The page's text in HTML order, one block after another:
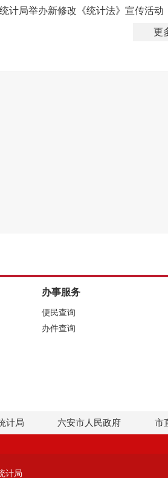
计局举办新修改《统计法》宣传活动
更
办事服务
便民查询
办件查询
计局 六安市人民政府 市
计局